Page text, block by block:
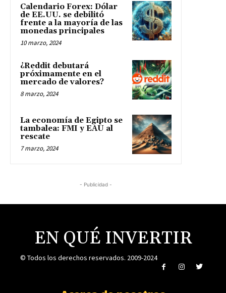
Calendario Forex: Dólar
de EE.UU. se debilitó
frente a la mayoría de las
monedas principales
10 marzo, 2024
¿Reddit debutará
próximamente en el
mercado de valores?
8 marzo, 2024
La economía de Egipto se
tambalea: FMI y EAU al
rescate
7 marzo, 2024
- Publicidad -
EN QUÉ INVERTIR
© Todos los derechos reservados. 2009-2024